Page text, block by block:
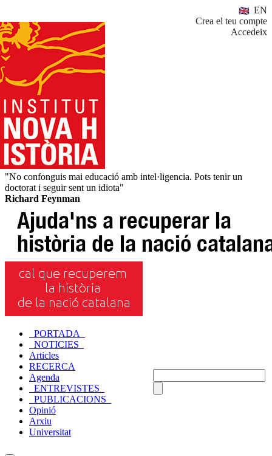
EN
Crea el teu compte
Accedeix
"No confonguis mai educació amb intel·ligencia. Pots tenir un
doctorat i seguir sent un idiota"
Richard Feynman
_PORTADA_
_NOTICIES_
Articles
RECERCA
Agenda
_ENTREVISTES_
_PUBLICACIONS_
Opinió
Arxiu
Universitat